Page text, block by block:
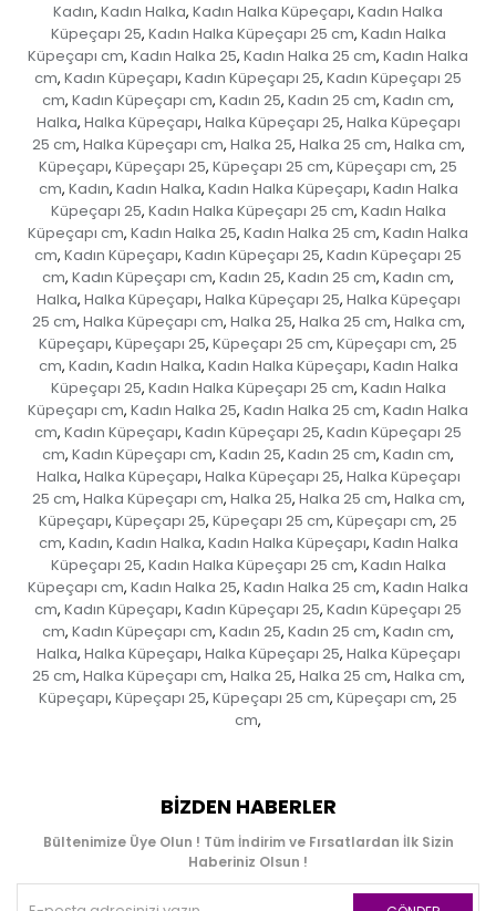
Kadın, Kadın Halka, Kadın Halka Küpeçapı, Kadın Halka
Küpeçapı 25, Kadın Halka Küpeçapı 25 cm, Kadın Halka
Küpeçapı cm, Kadın Halka 25, Kadın Halka 25 cm, Kadın Halka
cm, Kadın Küpeçapı, Kadın Küpeçapı 25, Kadın Küpeçapı 25
cm, Kadın Küpeçapı cm, Kadın 25, Kadın 25 cm, Kadın cm,
Halka, Halka Küpeçapı, Halka Küpeçapı 25, Halka Küpeçapı
25 cm, Halka Küpeçapı cm, Halka 25, Halka 25 cm, Halka cm,
Küpeçapı, Küpeçapı 25, Küpeçapı 25 cm, Küpeçapı cm, 25
cm, Kadın, Kadın Halka, Kadın Halka Küpeçapı, Kadın Halka
Küpeçapı 25, Kadın Halka Küpeçapı 25 cm, Kadın Halka
Küpeçapı cm, Kadın Halka 25, Kadın Halka 25 cm, Kadın Halka
cm, Kadın Küpeçapı, Kadın Küpeçapı 25, Kadın Küpeçapı 25
cm, Kadın Küpeçapı cm, Kadın 25, Kadın 25 cm, Kadın cm,
Halka, Halka Küpeçapı, Halka Küpeçapı 25, Halka Küpeçapı
25 cm, Halka Küpeçapı cm, Halka 25, Halka 25 cm, Halka cm,
Küpeçapı, Küpeçapı 25, Küpeçapı 25 cm, Küpeçapı cm, 25
cm, Kadın, Kadın Halka, Kadın Halka Küpeçapı, Kadın Halka
Küpeçapı 25, Kadın Halka Küpeçapı 25 cm, Kadın Halka
Küpeçapı cm, Kadın Halka 25, Kadın Halka 25 cm, Kadın Halka
cm, Kadın Küpeçapı, Kadın Küpeçapı 25, Kadın Küpeçapı 25
cm, Kadın Küpeçapı cm, Kadın 25, Kadın 25 cm, Kadın cm,
Halka, Halka Küpeçapı, Halka Küpeçapı 25, Halka Küpeçapı
25 cm, Halka Küpeçapı cm, Halka 25, Halka 25 cm, Halka cm,
Küpeçapı, Küpeçapı 25, Küpeçapı 25 cm, Küpeçapı cm, 25
cm, Kadın, Kadın Halka, Kadın Halka Küpeçapı, Kadın Halka
Küpeçapı 25, Kadın Halka Küpeçapı 25 cm, Kadın Halka
Küpeçapı cm, Kadın Halka 25, Kadın Halka 25 cm, Kadın Halka
cm, Kadın Küpeçapı, Kadın Küpeçapı 25, Kadın Küpeçapı 25
cm, Kadın Küpeçapı cm, Kadın 25, Kadın 25 cm, Kadın cm,
Halka, Halka Küpeçapı, Halka Küpeçapı 25, Halka Küpeçapı
25 cm, Halka Küpeçapı cm, Halka 25, Halka 25 cm, Halka cm,
Küpeçapı, Küpeçapı 25, Küpeçapı 25 cm, Küpeçapı cm, 25
cm,
BIZDEN HABERLER
Bültenimize Üye Olun ! Tüm İndirim ve Fırsatlardan İlk Sizin
Haberiniz Olsun !